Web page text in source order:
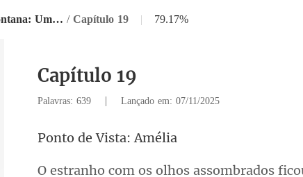
Minha Fuga para Montana: Um Recomeço / Capítulo 19 | 79.17%
Capítulo 19
Palavras: 639 | Lançado em: 07/11/2025
e Vista